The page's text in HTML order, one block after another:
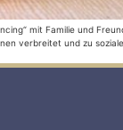
mit Familie und
verbreitet und zu